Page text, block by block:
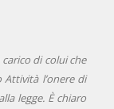
carico di colui che
l’onere di
legge. È chiaro